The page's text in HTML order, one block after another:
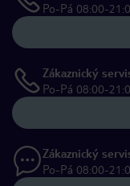
Po-Pá 08:00-
Zákaznický
Po-Pá 08:00-
Zákaznický
Po-Pá 08:00-